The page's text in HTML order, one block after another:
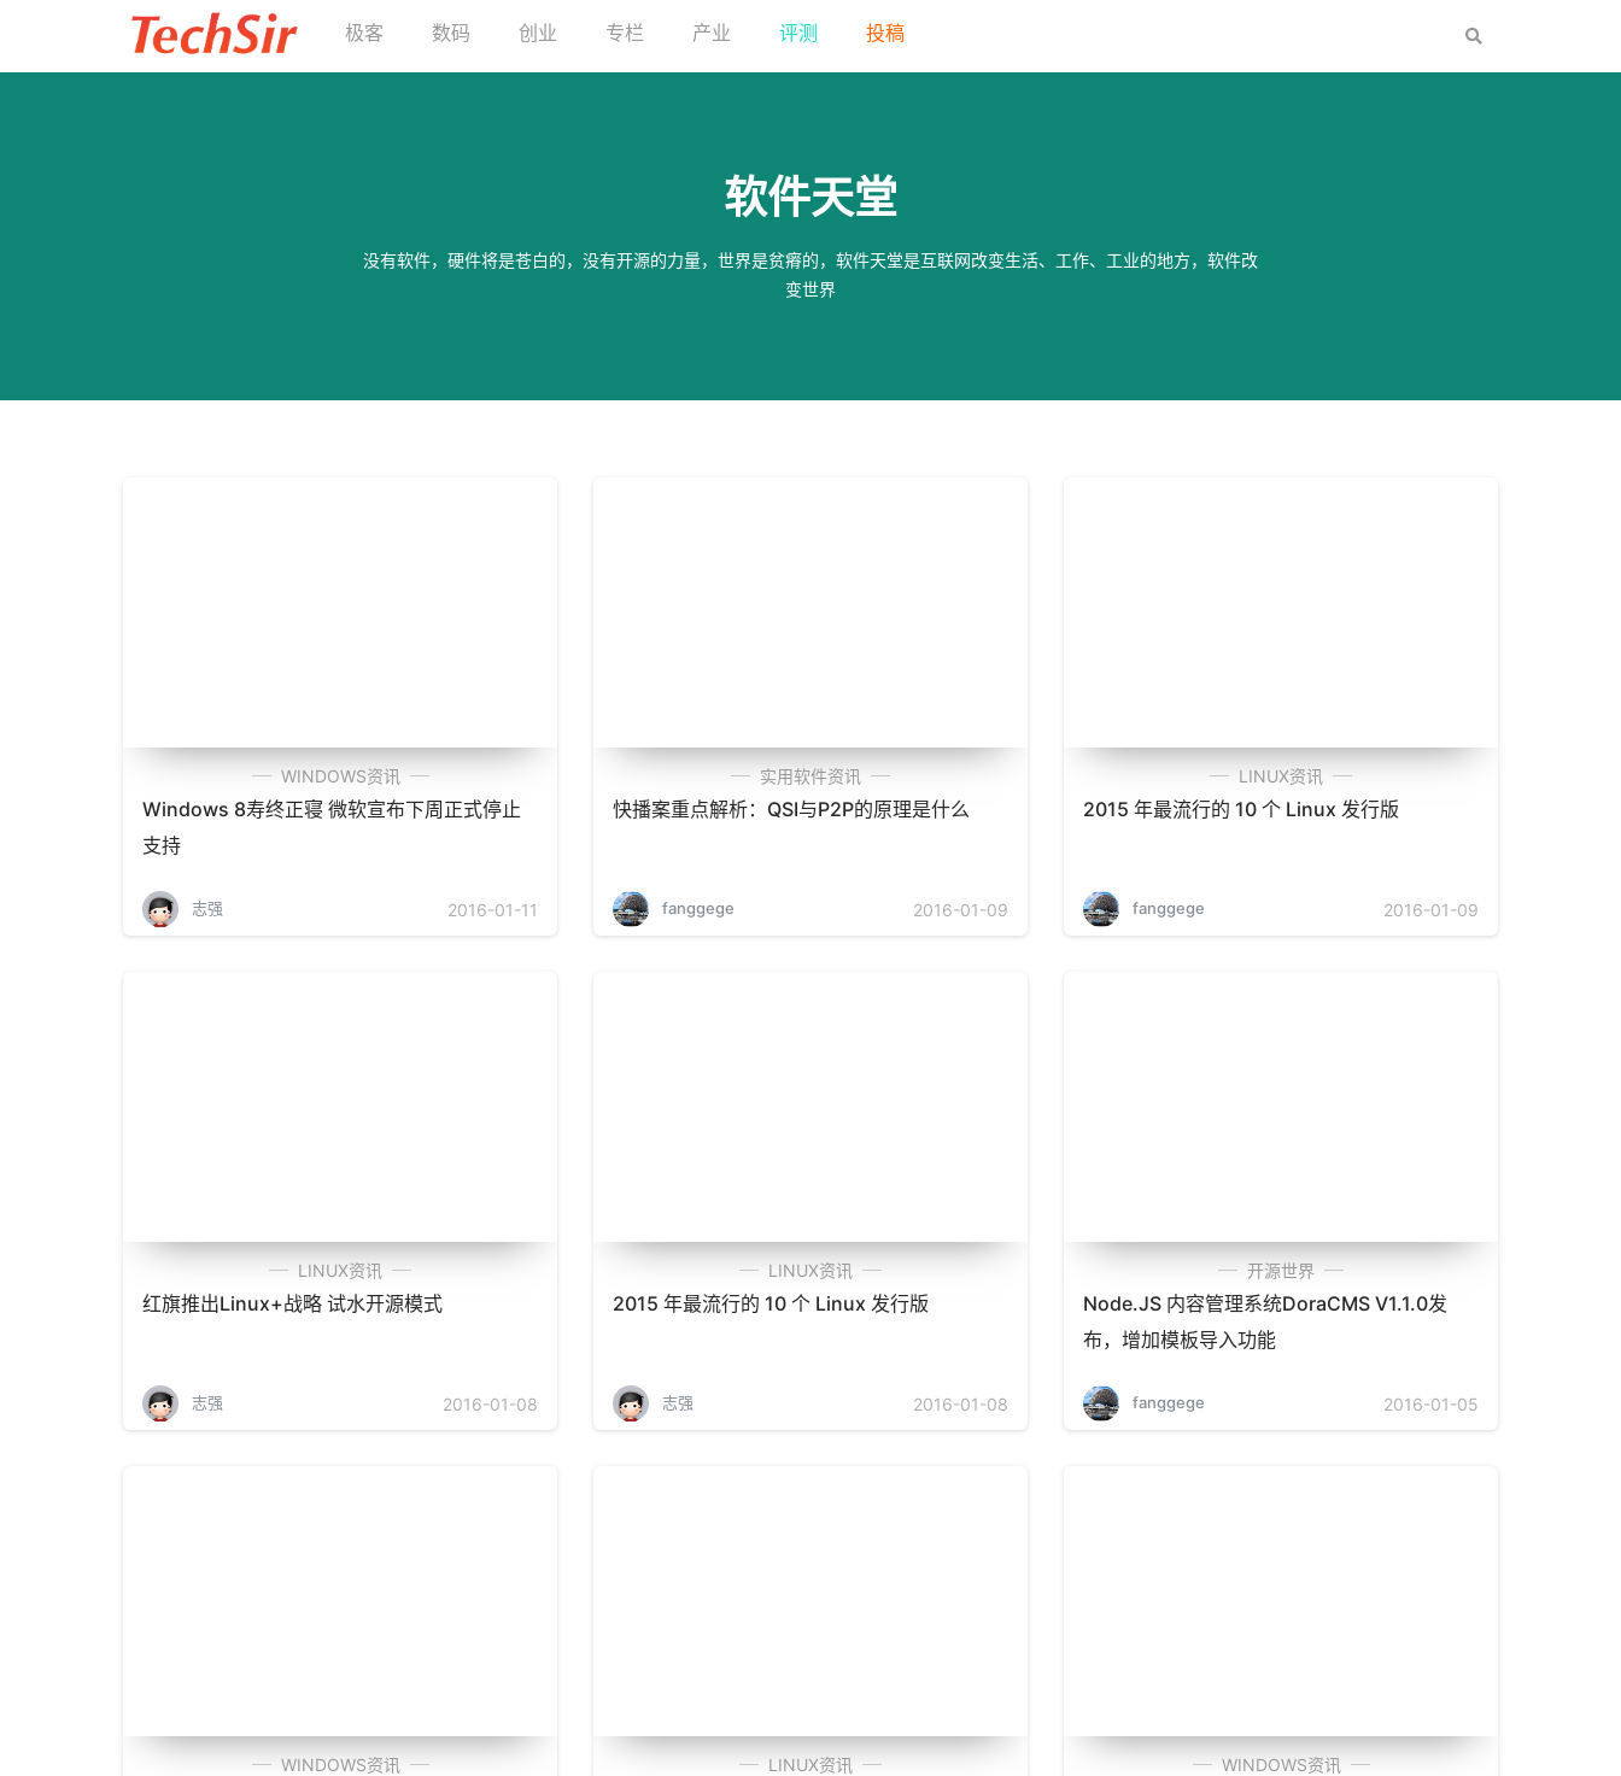
极客 数码 创业 专栏 产业 评测 投稿
软件天堂
没有软件，硬件将是苍白的，没有开源的力量，世界是贫瘠的，软件天堂是互联网改变生活、工作、工业的地方，软件改
变世界
WINDOWS资讯
Windows 8寿终正寝 微软宣布下周正式停止
支持
志强 2016-01-11
实用软件资讯
快播案重点解析：QSI与P2P的原理是什么
fanggege 2016-01-09
LINUX资讯
2015 年最流行的 10 个 Linux 发行版
fanggege 2016-01-09
LINUX资讯
红旗推出Linux+战略 试水开源模式
志强 2016-01-08
LINUX资讯
2015 年最流行的 10 个 Linux 发行版
志强 2016-01-08
开源世界
Node.JS 内容管理系统DoraCMS V1.1.0发
布，增加模板导入功能
fanggege 2016-01-05
WINDOWS资讯 LINUX资讯 WINDOWS资讯